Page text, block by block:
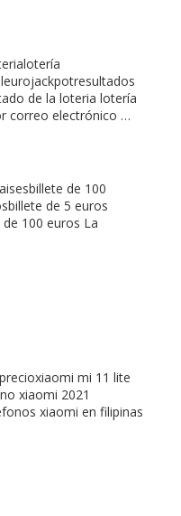
de la loteria lotería
correo electrónico …
de 100
de 5 euros
100 euros La
mi 11 lite
xiaomi 2021
xiaomi en filipinas